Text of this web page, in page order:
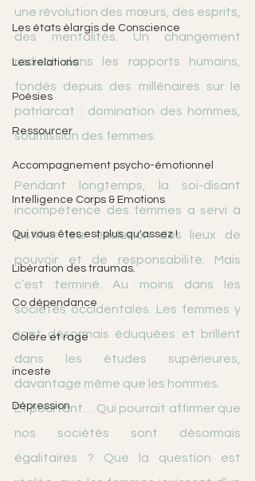
Les états élargis de Conscience
Les relations
Poésies
Ressourcer
Accompagnement psycho-émotionnel
Intelligence Corps & Emotions
Qui vous êtes est plus qu'assez !
Libération des traumas.
Co dépendance
Colère et rage
inceste
Dépression
une révolution des mœurs, des esprits,
des mentalités. Un changement
radical dans les rapports humains,
fondés depuis des millénaires sur le
patriarcat : domination des hommes,
soumission des femmes.
Pendant longtemps, la soi-disant
incompétence des femmes a servi à
justifier leur exclusion des lieux de
pouvoir et de responsabilité. Mais
c’est terminé. Au moins dans les
sociétés occidentales. Les femmes y
sont désormais éduquées et brillent
dans les études supérieures,
davantage même que les hommes.
Et pourtant… Qui pourrait affirmer que
nos sociétés sont désormais
égalitaires ? Que la question est